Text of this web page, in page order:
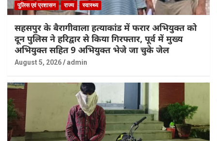
पुलिस एवं प्रशासन
राज्य स्वास्थ्य
सहसपुर के बैरागीवाला हत्याकांड में फरार अभियुक्त को
दून पुलिस ने हरिद्वार से किया गिरफ्तार, पूर्व में मुख्य
अभियुक्त सहित 9 अभियुक्त भेजे जा चुके जेल
August 5, 2026 admin